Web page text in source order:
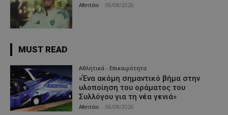
Afentiko 06/08/2026
MUST READ
Αθλητικά - Επικαιρότητα
«Ένα ακόμη σημαντικό βήμα στην
υλοποίηση του οράματος του
Συλλόγου για τη νέα γενιά»
Afentiko 06/08/2026